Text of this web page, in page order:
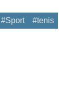
#Sport
#tenis